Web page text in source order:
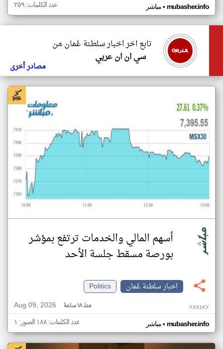
مباشر• mubasher.info عدد الكلمات: ٢٥٩
تابع اخر اخبار سلطنة عُمان من
سي ان ان عربي
مصادر أخرى
أسهم المالي والخدمات ترتفع بمؤشر
بورصة مسقط جلسة الأحد
اخبار سلطنة عُمان
Politics
Aug 09, 2026
منذ ١٨ ساعة YX41KY
مباشر• mubasher.info عدد الكلمات: ١٨٨ الصور: ١